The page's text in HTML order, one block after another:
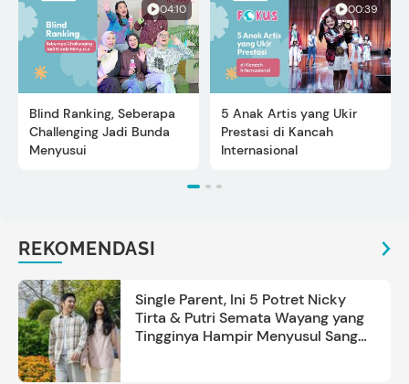
04:10
Blind Ranking, Seberapa
Challenging Jadi Bunda
Menyusui
00:39
5 Anak Artis yang Ukir
Prestasi di Kancah
Internasional
REKOMENDASI
Single Parent, Ini 5 Potret Nicky
Tirta & Putri Semata Wayang yang
Tingginya Hampir Menyusul Sang